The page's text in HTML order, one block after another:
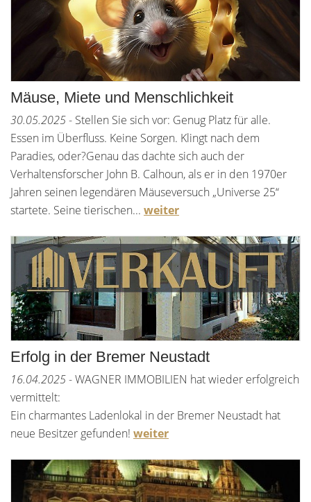
Mäuse, Miete und Menschlichkeit
30.05.2025- Stellen Sie sich vor: Genug Platz für alle.
Essen im Überfluss. Keine Sorgen. Klingt nach dem
Paradies, oder?Genau das dachte sich auch der
Verhaltensforscher John B. Calhoun, als er in den 1970er
Jahren seinen legendären Mäuseversuch „Universe 25“
startete. Seine tierischen... weiter
Erfolg in der Bremer Neustadt
16.04.2025- WAGNER IMMOBILIEN hat wieder erfolgreich
vermittelt:
Ein charmantes Ladenlokal in der Bremer Neustadt hat
neue Besitzer gefunden! weiter